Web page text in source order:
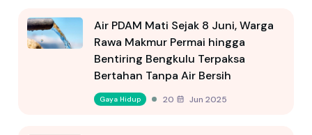
Air PDAM Mati Sejak 8 Juni, Warga
Rawa Makmur Permai hingga
Bentiring Bengkulu Terpaksa
Bertahan Tanpa Air Bersih
Gaya Hidup 20 Jun 2025